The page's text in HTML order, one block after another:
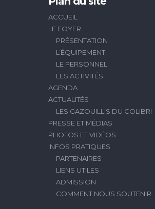
ACCUEIL
LE FOYER
PRÉSENTATION
L’ÉQUIPEMENT
LE PERSONNEL
LES ACTIVITÉS
AGENDA
ACTUALITÉS
LES GAZOUILLIS DU COLIBRI
PRESSE ET MÉDIAS
PHOTOS ET VIDÉOS
INFOS PRATIQUES
PARTENAIRES
LIENS UTILES
ADMISSION
COMMENT NOUS SOUTENIR